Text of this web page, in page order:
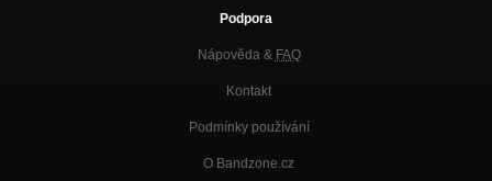
Podpora
Nápověda & FAQ
Kontakt
Podmínky používání
O Bandzone.cz